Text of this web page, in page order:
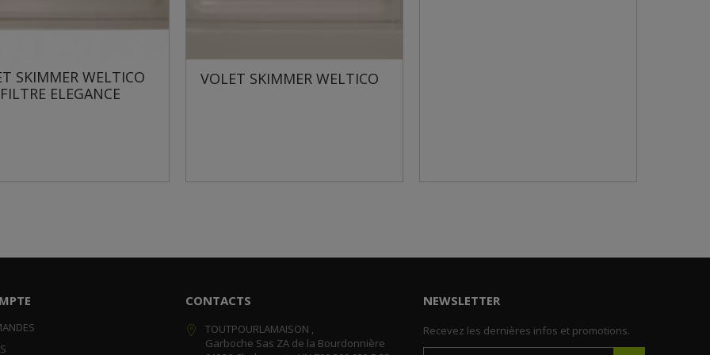
VOLET SKIMMER WELTICO
CONTACTS
TOUTPOURLAMAISON ,
Garboche Sas ZA de la Bourdonnière
NEWSLETTER
Recevez les dernières infos et promotions.